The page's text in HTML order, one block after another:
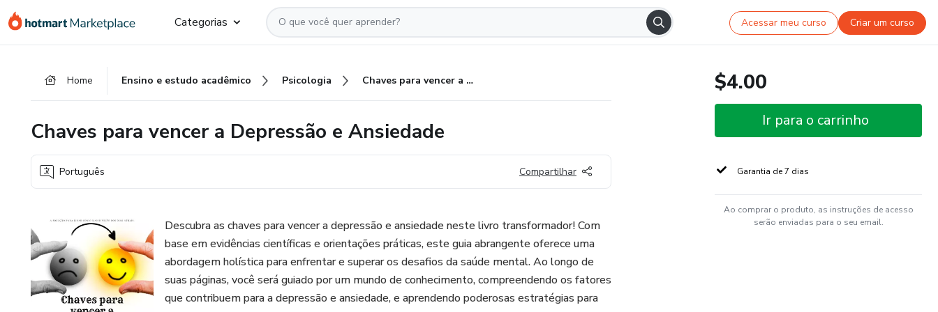
para
para
para
Categorias Acessar meu curso Criar um curso
Home Ensino e estudo acadêmico Psicologia Chaves para vencer a Depressão e Ansiedade
Chaves para vencer a Depressão e Ansiedade
Português Compartilhar
Descubra as chaves para vencer a depressão e ansiedade neste livro transformador! Com
base em evidências científicas e orientações práticas, este guia abrangente oferece uma
abordagem holística para enfrentar e superar os desafios da saúde mental. Ao longo de
suas páginas, você será guiado por um mundo de conhecimento, compreendendo os fatores
que contribuem para a depressão e ansiedade, e aprendendo poderosas estratégias para
$4.00
Ir para o carrinho
Garantia de 7 dias
Ao comprar o produto, as instruções de acesso
serão enviadas para o seu email.